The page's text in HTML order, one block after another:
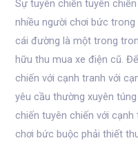
Sự tuyên chiến tuyên
nhiều người chơi bức
cái đường là một trong
hữu thu mua xe điện cũ.
chiến với cạnh tranh với
yêu cầu thường xuyên
chiến tuyên chiến với
chơi bức buộc phải thiết